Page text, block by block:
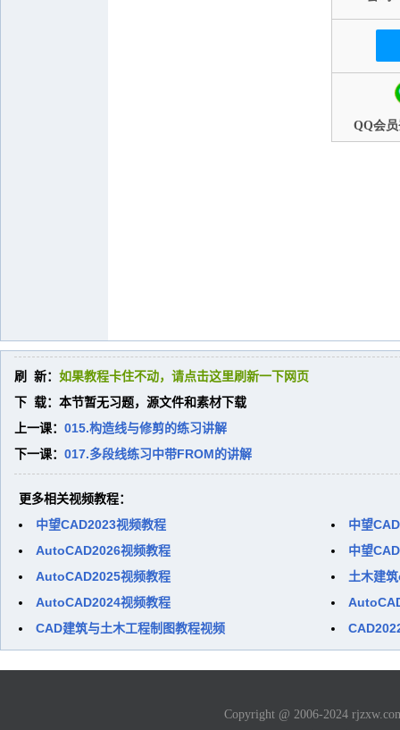
刷 新： 如果教程卡住不动，请点击这里刷新一下网页
下 载：本节暂无习题，源文件和素材下载
上一课： 015.构造线与修剪的练习讲解
下一课： 017.多段线练习中带FROM的讲解
更多相关视频教程：
中望CAD2023视频教程
中望
AutoCAD2026视频教程
中望
AutoCAD2025视频教程
土木建
AutoCAD2024视频教程
CAD建筑与土木工程制图教程视频
Copyright @ 2006-2024